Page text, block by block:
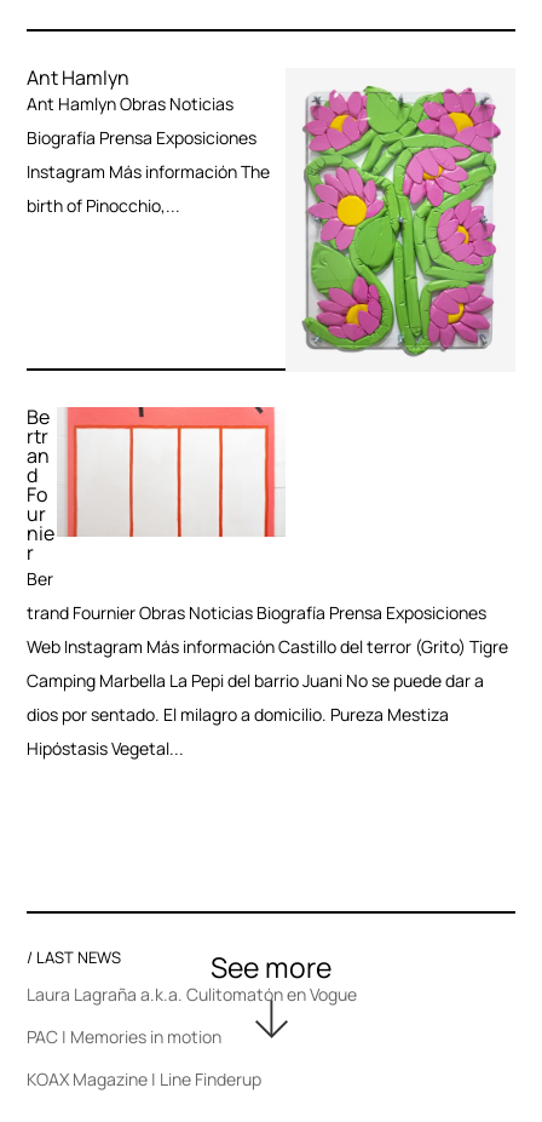
Ant Hamlyn
Ant Hamlyn Obras Noticias
Biografía Prensa Exposiciones
Instagram Más información The
birth of Pinocchio,...
Be
rtr
an
d
Fo
ur
nie
r
Ber
trand Fournier Obras Noticias Biografía Prensa Exposiciones
Web Instagram Más información Castillo del terror (Grito) Tigre
Camping Marbella La Pepi del barrio Juani No se puede dar a
dios por sentado. El milagro a domicilio. Pureza Mestiza
Hipóstasis Vegetal...
/ LAST NEWS
Laura Lagraña a.k.a. Culitomatón en Vogue
PAC | Memories in motion
KOAX Magazine | Line Finderup